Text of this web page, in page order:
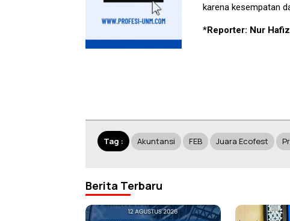
karena kesempatan
*Reporter: Nur
Tag : Akuntansi FEB Juara Ecofest
Berita Terbaru